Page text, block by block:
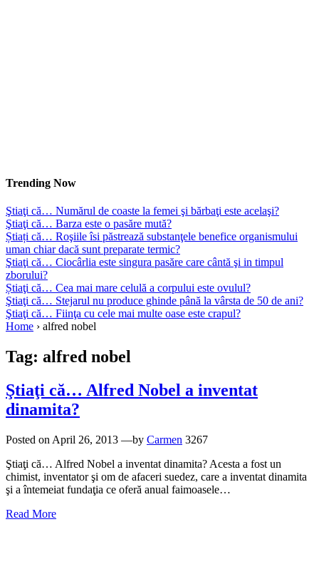
Trending Now
Ştiaţi că… Numărul de coaste la femei şi bărbaţi este acelaşi?
Ştiaţi că… Barza este o pasăre mută?
Știați că… Roşiile îsi păstrează substanţele benefice organismului
uman chiar dacă sunt preparate termic?
Ştiaţi că… Ciocârlia este singura pasăre care cântă şi in timpul
zborului?
Știaţi că… Cea mai mare celulă a corpului este ovulul?
Ştiaţi că… Stejarul nu produce ghinde până la vârsta de 50 de ani?
Ştiaţi că… Fiinţa cu cele mai multe oase este crapul?
Home › alfred nobel
Tag: alfred nobel
Ştiaţi că… Alfred Nobel a inventat
dinamita?
Posted on April 26, 2013 —by Carmen 3267
Ştiaţi că… Alfred Nobel a inventat dinamita? Acesta a fost un
chimist, inventator şi om de afaceri suedez, care a inventat dinamita
şi a întemeiat fundaţia ce oferă anual faimoasele…
Read More